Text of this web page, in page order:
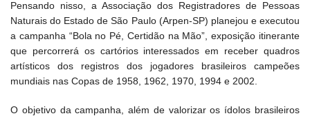
Pensando nisso, a Associação dos Registradores de Pessoas
Naturais do Estado de São Paulo (Arpen-SP) planejou e executou
a campanha “Bola no Pé, Certidão na Mão”, exposição itinerante
que percorrerá os cartórios interessados em receber quadros
artísticos dos registros dos jogadores brasileiros campeões
mundiais nas Copas de 1958, 1962, 1970, 1994 e 2002.
O objetivo da campanha, além de valorizar os ídolos brasileiros